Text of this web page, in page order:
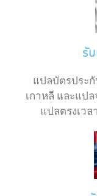
รั
แปลบัตรประ
เกาหลี และแป
แปลตรงเว